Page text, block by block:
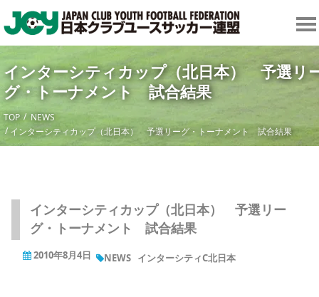
インターシティカップ（北日本） 予選リ
グ・トーナメント 試合結果
TOP
NEWS
インターシティカップ（北日本） 予選リーグ・トーナメント 試合結果
インターシティカップ（北日本） 予選リー
グ・トーナメント 試合結果
2010年8月4日 NEWS インターシティC北日本